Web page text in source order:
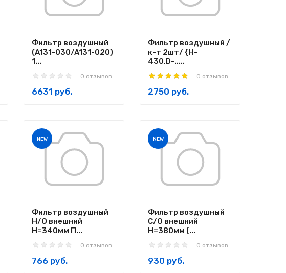
Фильтр воздушный
(A131-030/A131-020)
1...
0 отзывов
6631 руб.
Фильтр воздушный /
к-т 2шт/ {H-
430,D-.....
0 отзывов
2750 руб.
NEW
Фильтр воздушный
Н/О внешний
H=340мм П...
0 отзывов
766 руб.
NEW
Фильтр воздушный
С/О внешний
H=380мм (...
0 отзывов
930 руб.